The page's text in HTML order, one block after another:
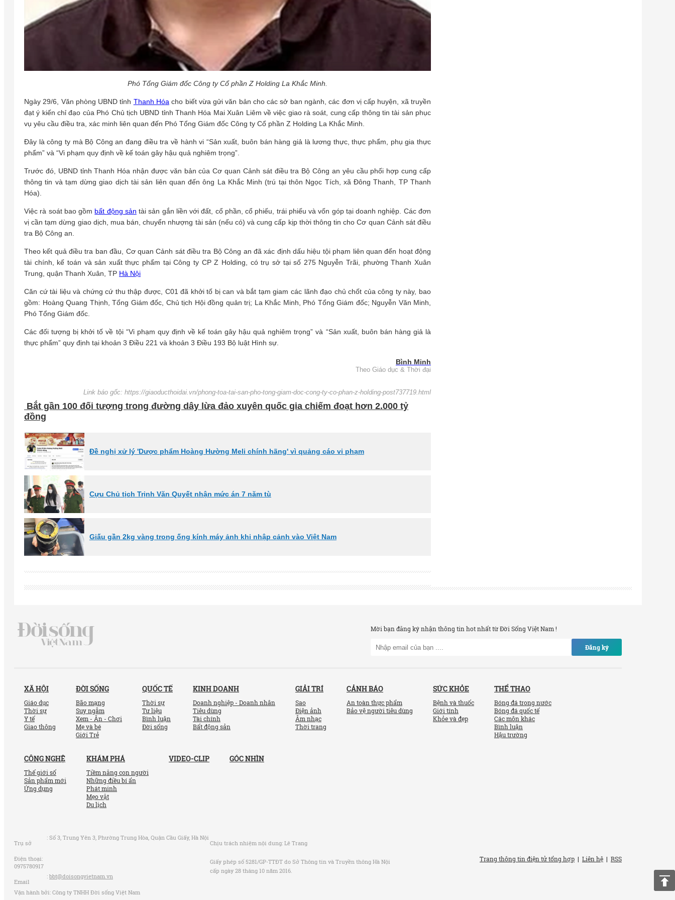
Phó Tổng Giám đốc Công ty Cổ phần Z Holding La Khắc Minh.
Ngày 29/6, Văn phòng UBND tỉnh Thanh Hóacho biết vừa gửi văn bản cho các sở ban ngành, các đơn vị cấp huyện, xã truyền
đạt ý kiến chỉ đạo của Phó Chủ tịch UBND tỉnh Thanh Hóa Mai Xuân Liêm về việc giao rà soát, cung cấp thông tin tài sản phục
vụ yêu cầu điều tra, xác minh liên quan đến Phó Tổng Giám đốc Công ty Cổ phần Z Holding La Khắc Minh.
Đây là công ty mà Bộ Công an đang điều tra về hành vi “Sản xuất, buôn bán hàng giả là lương thực, thực phẩm, phụ gia thực
phẩm” và “Vi phạm quy định về kế toán gây hậu quả nghiêm trọng”.
Trước đó, UBND tỉnh Thanh Hóa nhận được văn bản của Cơ quan Cảnh sát điều tra Bộ Công an yêu cầu phối hợp cung cấp
thông tin và tạm dừng giao dịch tài sản liên quan đến ông La Khắc Minh (trú tại thôn Ngọc Tích, xã Đông Thanh, TP Thanh
Hóa).
Việc rà soát bao gồm bất động sản tài sản gắn liền với đất, cổ phần, cổ phiếu, trái phiếu và vốn góp tại doanh nghiệp. Các đơn
vị cần tạm dừng giao dịch, mua bán, chuyển nhượng tài sản (nếu có) và cung cấp kịp thời thông tin cho Cơ quan Cảnh sát điều
tra Bộ Công an.
Theo kết quả điều tra ban đầu, Cơ quan Cảnh sát điều tra Bộ Công an đã xác định dấu hiệu tội phạm liên quan đến hoạt động
tài chính, kế toán và sản xuất thực phẩm tại Công ty CP Z Holding, có trụ sở tại số 275 Nguyễn Trãi, phường Thanh Xuân
Trung, quận Thanh Xuân, TP Hà Nội
Căn cứ tài liệu và chứng cứ thu thập được, C01 đã khởi tố bị can và bắt tạm giam các lãnh đạo chủ chốt của công ty này, bao
gồm: Hoàng Quang Thịnh, Tổng Giám đốc, Chủ tịch Hội đồng quản trị; La Khắc Minh, Phó Tổng Giám đốc; Nguyễn Văn Minh,
Phó Tổng Giám đốc.
Các đối tượng bị khởi tố về tội “Vi phạm quy định về kế toán gây hậu quả nghiêm trọng” và “Sản xuất, buôn bán hàng giả là
thực phẩm” quy định tại khoản 3 Điều 221 và khoản 3 Điều 193 Bộ luật Hình sự.
Bình Minh
Theo Giáo dục & Thời đại
Link báo gốc: https://giaoducthoidai.vn/phong-toa-tai-san-pho-tong-giam-doc-cong-ty-co-phan-z-holding-post737719.html
Bắt gần 100 đối tượng trong đường dây lừa đảo xuyên quốc gia chiếm đoạt hơn 2.000 tỷ
đồng
Đề nghị xử lý 'Dược phẩm Hoàng Hường Meli chính hãng' vì quảng cáo vi phạm
Cựu Chủ tịch Trịnh Văn Quyết nhận mức án 7 năm tù
Giấu gần 2kg vàng trong ống kính máy ảnh khi nhập cảnh vào Việt Nam
Mời bạn đăng ký nhận thông tin hot nhất từ Đời Sống Việt Nam !
Đăng ký
XÃ HỘI
Giáo dục
Thời sự
Y tế
Giao thông
ĐỜI SỐNG
Bão mạng
Suy ngẫm
Xem - Ăn - Chơi
Mẹ và bé
Giới Trẻ
QUỐC TẾ
Thời sự
Tư liệu
Bình luận
Đời sống
KINH DOANH
Doanh nghiệp - Doanh nhân
Tiêu dùng
Tài chính
Bất động sản
GIẢI TRÍ
Sao
Điện ảnh
Âm nhạc
Thời trang
CẢNH BÁO
An toàn thực phẩm
Bảo vệ người tiêu dùng
SỨC KHỎE
Bệnh và thuốc
Giới tính
Khỏe và đẹp
THỂ THAO
Bóng đá trong nước
Bóng đá quốc tế
Các môn khác
Bình luận
Hậu trường
CÔNG NGHỆ
Thế giới số
Sản phẩm mới
Ứng dụng
KHÁM PHÁ
Tiềm năng con người
Những điều bí ẩn
Phát minh
Mẹo vặt
Du lịch
VIDEO-CLIP GÓC NHÌN
Trụ sở
: Số 3, Trung Yên 3, Phường Trung Hòa, Quận Cầu Giấy, Hà Nội
Điện thoại:
0975780917
Email
: bbt@doisongvietnam.vn
Vận hành bởi: Công ty TNHH Đời sống Việt Nam
Chịu trách nhiệm nội dung: Lê Trang
Giấy phép số 5281/GP-TTĐT do Sở Thông tin và Truyền thông Hà Nội
cấp ngày 28 tháng 10 năm 2016.
Trang thông tin điện tử tổng hợp | Liên hệ | RSS